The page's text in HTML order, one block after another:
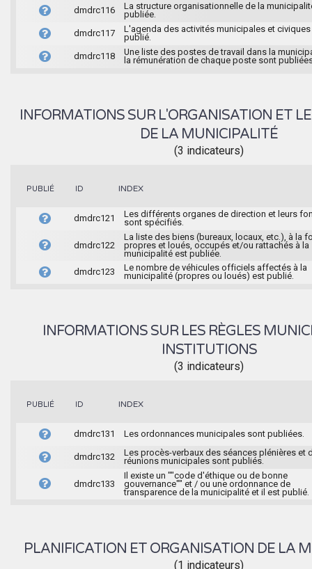
dmdrc116
La structure organisationnelle de la
publiée.
dmdrc117
L'agenda des activités municipales et
publié.
dmdrc118
Une liste des postes de travail dans la
la rémunération de chaque poste sont
INFORMATIONS SUR L'ORGANISATION ET
DE LA MUNICIPALITÉ
(3 indicateurs)
PUBLIÉ ID INDEX
dmdrc121
Les différents organes de direction et leurs
sont spécifiés.
dmdrc122
La liste des biens (bureaux, locaux, etc.), à la
propres et loués, occupés et/ou rattachés à la
municipalité est publiée.
dmdrc123
Le nombre de véhicules officiels affectés à la
municipalité (propres ou loués) est publié.
INFORMATIONS SUR LES RÈGLES
INSTITUTIONS
(3 indicateurs)
PUBLIÉ ID INDEX
dmdrc131 Les ordonnances municipales sont publiées.
dmdrc132
Les procès-verbaux des séances plénières et
réunions municipales sont publiés.
dmdrc133
Il existe un ""code d'éthique ou de bonne
gouvernance"" et / ou une ordonnance de
transparence de la municipalité et il est publié.
PLANIFICATION ET ORGANISATION DE LA
(1 indicateurs)